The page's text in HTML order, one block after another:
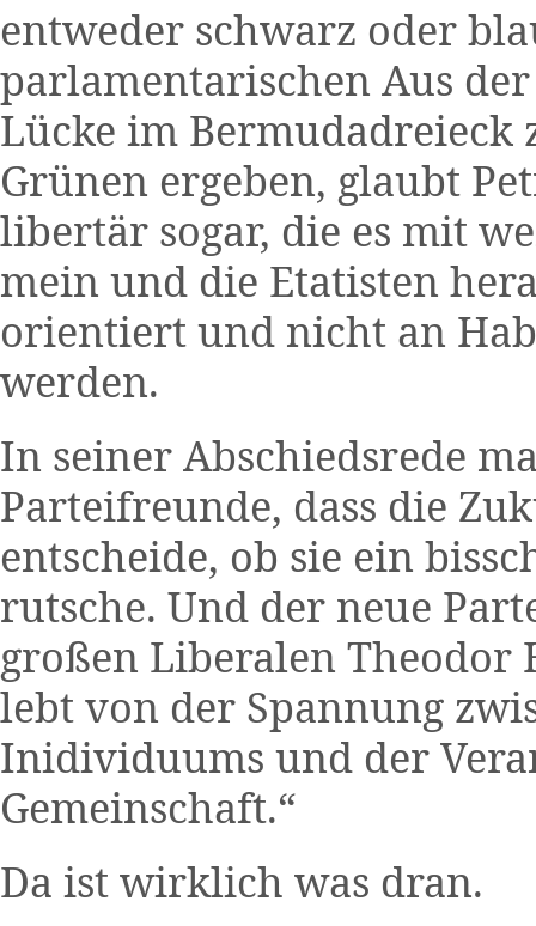
entweder schwarz oder
parlamentarischen Aus
Lücke im Bermudadreieck
Grünen ergeben, glaubt
libertär sogar, die es mit
mein und die Etatisten
orientiert und nicht an
werden.
In seiner Abschiedsrede
Parteifreunde, dass die
entscheide, ob sie ein
rutsche. Und der neue
großen Liberalen Theodor
lebt von der Spannung
Inidividuums und der
Gemeinschaft.“
Da ist wirklich was dran.